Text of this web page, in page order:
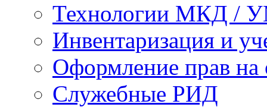
Технологии МКД /
Инвентаризация и
Оформление прав
Служебные РИД